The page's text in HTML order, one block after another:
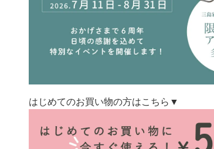
はじめてのお買い物の方はこちら▼